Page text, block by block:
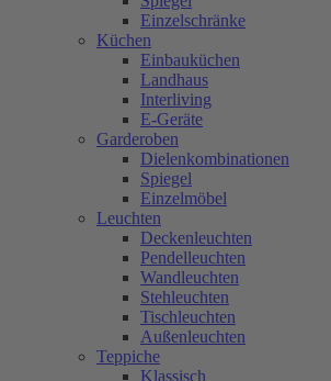
Einzelschränke
Küchen
Einbauküchen
Landhaus
Interliving
E-Geräte
Garderoben
Dielenkombinationen
Spiegel
Einzelmöbel
Leuchten
Deckenleuchten
Pendelleuchten
Wandleuchten
Stehleuchten
Tischleuchten
Außenleuchten
Teppiche
Klassisch